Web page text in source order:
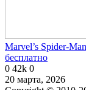
Marvel’s Spider-
бесплатно
0 42k 0
20 марта, 2026